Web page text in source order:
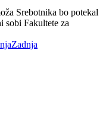
Srebotnika bo potekal
sobi Fakultete za
Zadnja